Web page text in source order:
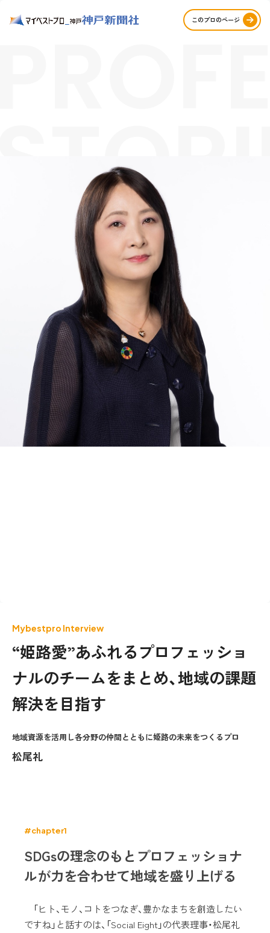
このプロのページ
Mybestpro Interview
“姫路愛”あふれるプロフェッショ
ナルのチームをまとめ、地域の課題
解決を目指す
地域資源を活用し各分野の仲間とともに姫路の未来をつくるプロ
松尾礼
#chapter1
SDGsの理念のもとプロフェッショナ
ルが力を合わせて地域を盛り上げる
「ヒト、モノ、コトをつなぎ、豊かなまちを創造したい
ですね」と話すのは、「Social Eight」の代表理事・松尾礼